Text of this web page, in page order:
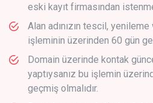
eski kayıt firmasından
Alan adınızın tescil,
işleminin üzerinden 60 gün
Domain üzerinde kontak
yaptıysanız bu işlemin
geçmiş olmalıdır.